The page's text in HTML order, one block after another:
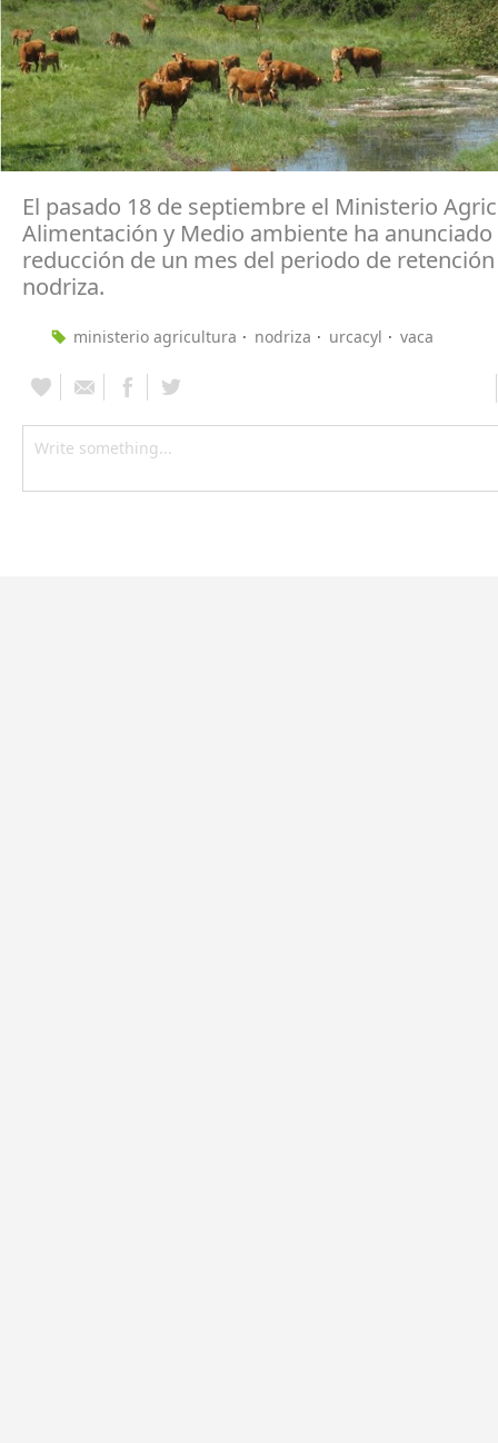
El pasado 18 de septiembre el Ministerio
Alimentación y Medio ambiente ha anunciado
reducción de un mes del periodo de retención
nodriza.
ministerio agricultura nodriza urcacyl vaca